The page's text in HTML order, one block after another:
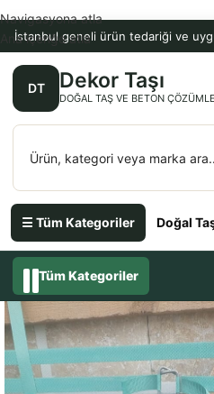
İstanbul geneli ürün tedariği ve
DT Dekor Taşı
DOĞAL TAŞ VE BETON
☰ Tüm Kategoriler Doğal
Navigasyona atla
Ana içeriğe atla
Tüm Kategoriler